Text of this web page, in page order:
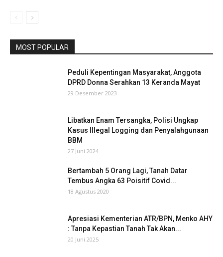
MOST POPULAR
Peduli Kepentingan Masyarakat, Anggota
DPRD Donna Serahkan 13 Keranda Mayat
29 Desember 2023
Libatkan Enam Tersangka, Polisi Ungkap
Kasus Illegal Logging dan Penyalahgunaan
BBM
27 Juni 2024
Bertambah 5 Orang Lagi, Tanah Datar
Tembus Angka 63 Poisitif Covid...
18 Agustus 2020
Apresiasi Kementerian ATR/BPN, Menko AHY
: Tanpa Kepastian Tanah Tak Akan...
20 Juni 2025